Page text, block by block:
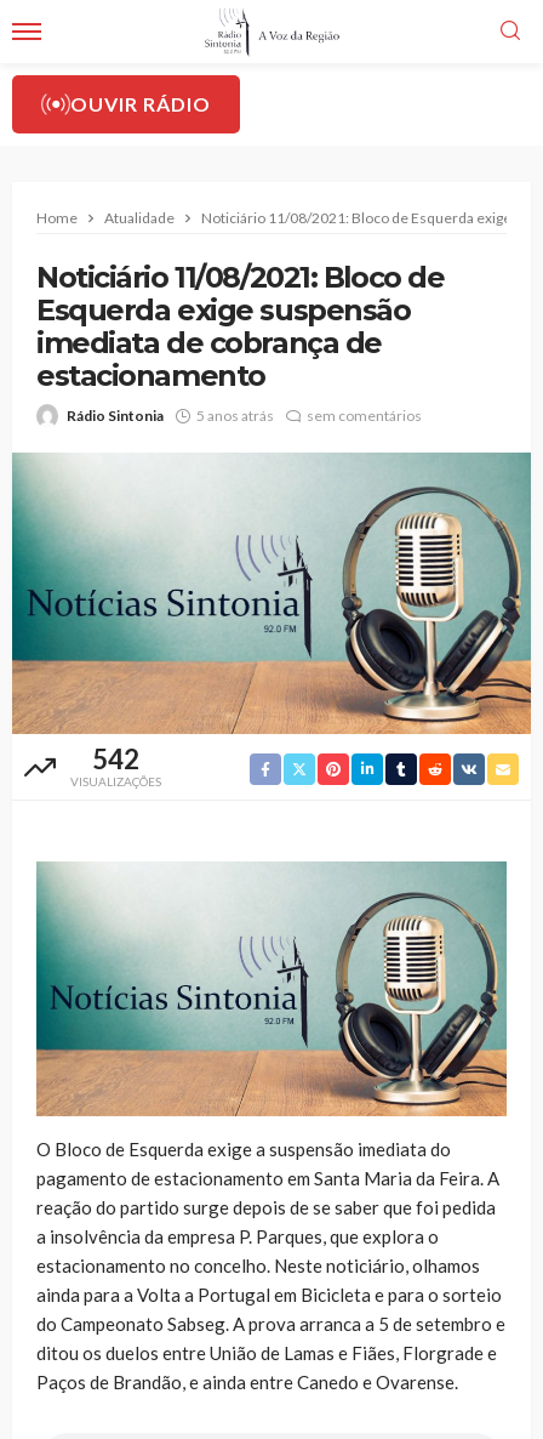
OUVIR RÁDIO
Home Atualidade Noticiário 11/08/2021: Bloco de Esquerda exige
Noticiário 11/08/2021: Bloco de
Esquerda exige suspensão
imediata de cobrança de
estacionamento
Rádio Sintonia 5 anos atrás sem comentários
542
VISUALIZAÇÕES
O Bloco de Esquerda exige a suspensão imediata do
pagamento de estacionamento em Santa Maria da Feira. A
reação do partido surge depois de se saber que foi pedida
a insolvência da empresa P. Parques, que explora o
estacionamento no concelho. Neste noticiário, olhamos
ainda para a Volta a Portugal em Bicicleta e para o sorteio
do Campeonato Sabseg. A prova arranca a 5 de setembro e
ditou os duelos entre União de Lamas e Fiães, Florgrade e
Paços de Brandão, e ainda entre Canedo e Ovarense.